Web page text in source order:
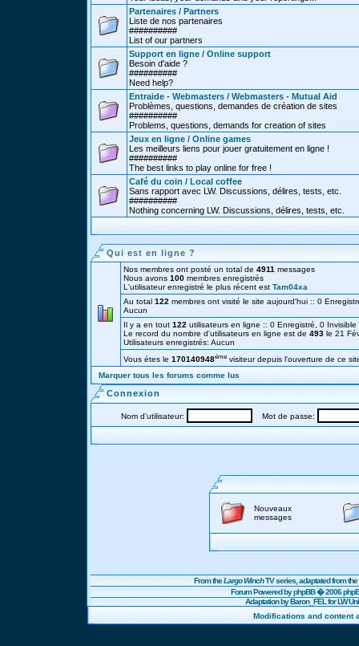
Partenaires / Partners
Liste de nos partenaires
##########
List of our partners
Support en ligne / Online support
Besoin d'aide ?
##########
Need help?
Entraide - Webmasters / Webmasters - Mutual Aid
Problèmes, questions, demandes de création de sites
##########
Problems, questions, demands for creation of sites
Jeux en ligne / Online games
Les meilleurs liens pour jouer gratuitement en ligne !
##########
The best links to play online for free !
Café du coin / Local coffee
Sans rapport avec LW. Discussions, délires, tests, etc.
##########
Nothing concerning LW. Discussions, délires, tests, etc.
Qui est en ligne ?
Nos membres ont posté un total de 4911 messages
Nous avons 100 membres enregistrés
L'utilisateur enregistré le plus récent est Tam04xa
Au total 122 membres ont visité le site aujourd'hui :: 0
Aucun
Il y a en tout 122 utilisateurs en ligne :: 0 Enregistré, 0
Le record du nombre d'utilisateurs en ligne est de 493 le 21
Utilisateurs enregistrés: Aucun
Vous étes le 170140948éme visiteur depuis l'ouverture de ce
Marquer tous les forums comme lus
Connexion
Nom d'utilisateur: Mot de passe:
Nouveaux
messages
From theLargo WinchTV series, adaptated from
Forum Powered byphpBB� 2006
Adaptation by Baron_FEL for LW
Modifications and content